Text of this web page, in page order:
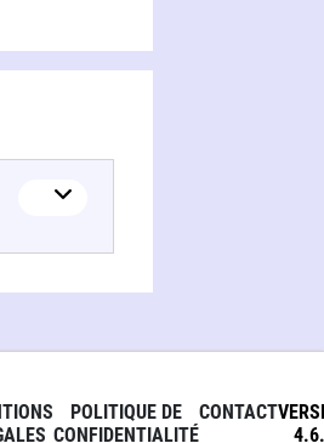
POLITIQUE DE
CONFIDENTIALITÉ
CONTACT